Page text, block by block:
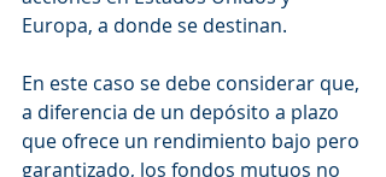
Europa, a donde se destinan.
En este caso se debe considerar que,
a diferencia de un depósito a plazo
que ofrece un rendimiento bajo pero
garantizado, los fondos mutuos no